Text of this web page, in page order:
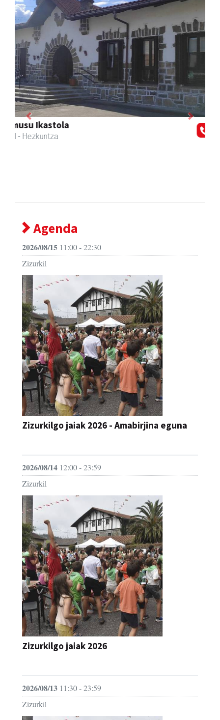
Previous Next
Agenda
2026/08/15 11:00 - 22:30
Zizurkil
Zizurkilgo jaiak 2026 - Amabirjina eguna
2026/08/14 12:00 - 23:59
Zizurkil
Zizurkilgo jaiak 2026
2026/08/13 11:30 - 23:59
Zizurkil